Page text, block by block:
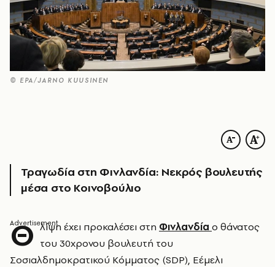
© EPA/JARNO KUUSINEN
Τραγωδία στη Φινλανδία: Νεκρός βουλευτής
μέσα στο Κοινοβούλιο
Θ λίψη έχει προκαλέσει στη Φινλανδία ο θάνατος
του 30χρονου βουλευτή του
Σοσιαλδημοκρατικού Κόμματος (SDP), Εέμελι